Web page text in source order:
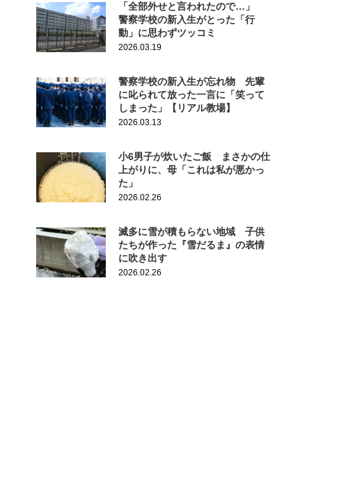
「全部外せと言われたので…」
警察学校の新入生がとった「行
動」に思わずツッコミ
2026.03.19
警察学校の新入生が忘れ物 先輩
に叱られて放った一言に「笑って
しまった」【リアル教場】
2026.03.13
小6男子が炊いたご飯 まさかの仕
上がりに、母「これは私が悪かっ
た」
2026.02.26
滅多に雪が積もらない地域 子供
たちが作った『雪だるま』の表情
に吹き出す
2026.02.26